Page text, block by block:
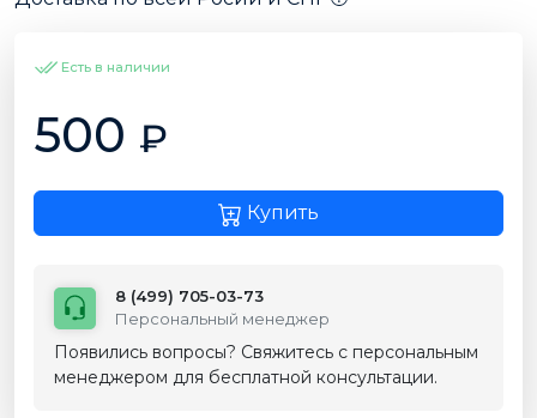
Есть в наличии
500 ₽
Купить
8 (499) 705-03-73
Персональный менеджер
Появились вопросы? Свяжитесь с персональным
менеджером для бесплатной консультации.